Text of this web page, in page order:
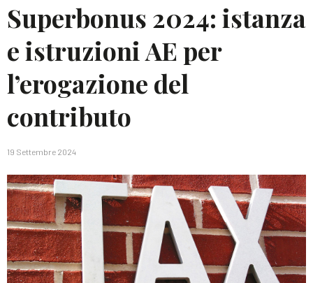
Superbonus 2024: istanza
e istruzioni AE per
l’erogazione del
contributo
19 Settembre 2024